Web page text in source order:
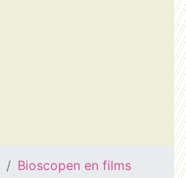
Bioscopen en films